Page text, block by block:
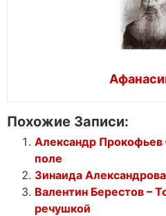
Похожие Записи:
Александр Прокофьев
поле
Зинаида
Валентин Берестов –
речушкой